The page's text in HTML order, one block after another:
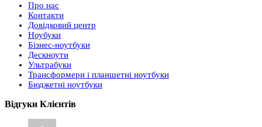
Про нас
Контакти
Довідковий центр
Ноубуки
Бізнес-ноутбуки
Дескноути
Ультрабуки
Трансформери і планшетні ноутбуки
Бюджетні ноутбуки
Відгуки Клієнтів